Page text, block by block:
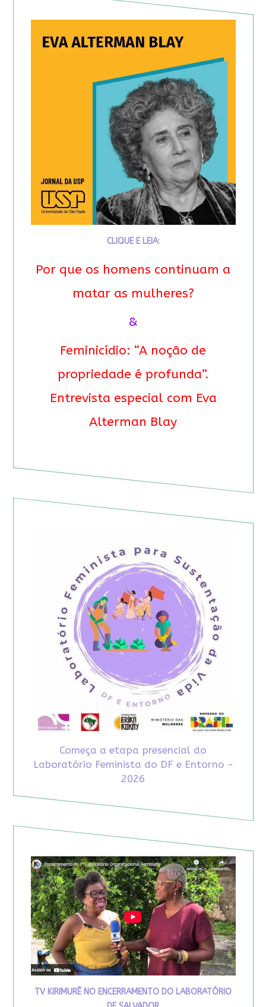
CLIQUE E LEIA:
Por que os homens continuam a
matar as mulheres?
&
Feminicídio: “A noção de
propriedade é profunda”.
Entrevista especial com Eva
Alterman Blay
Começa a etapa presencial do
Laboratório Feminista do DF e Entorno -
2026
TV KIRIMURÊ NO ENCERRAMENTO DO LABORATÓRIO